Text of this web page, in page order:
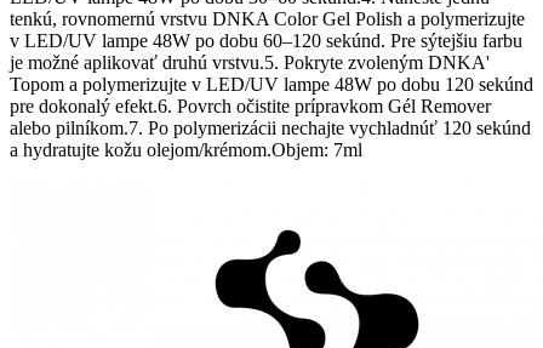
tenkú, rovnomernú vrstvu DNKA Color Gel Polish a polymerizujte
v LED/UV lampe 48W po dobu 60–120 sekúnd. Pre sýtejšiu farbu
je možné aplikovať druhú vrstvu.5. Pokryte zvoleným DNKA'
Topom a polymerizujte v LED/UV lampe 48W po dobu 120 sekúnd
pre dokonalý efekt.6. Povrch očistite prípravkom Gél Remover
alebo pilníkom.7. Po polymerizácii nechajte vychladnúť 120 sekúnd
a hydratujte kožu olejom/krémom.Objem: 7ml